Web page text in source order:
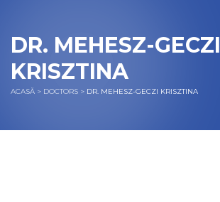
DR. MEHESZ-GECZI
KRISZTINA
ACASĂ > DOCTORS > DR. MEHESZ-GECZI KRISZTINA